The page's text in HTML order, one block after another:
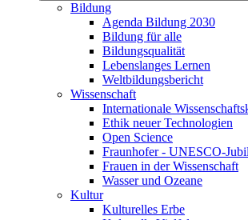
Bildung
Agenda Bildung 2030
Bildung für alle
Bildungsqualität
Lebenslanges Lernen
Weltbildungsbericht
Wissenschaft
Internationale
Ethik neuer Technologien
Open Science
Fraunhofer - UNESCO-
Frauen in der Wissenschaft
Wasser und Ozeane
Kultur
Kulturelles Erbe